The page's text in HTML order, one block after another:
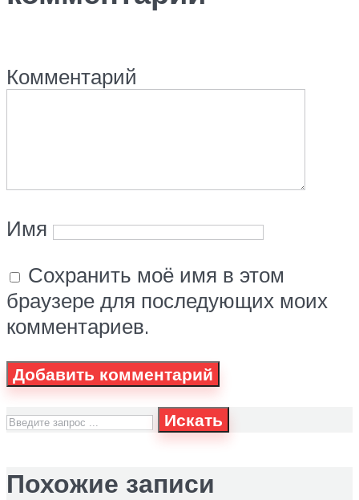
Комментарий
Имя
Сохранить моё имя в этом
браузере для последующих моих
комментариев.
Искать
Похожие записи